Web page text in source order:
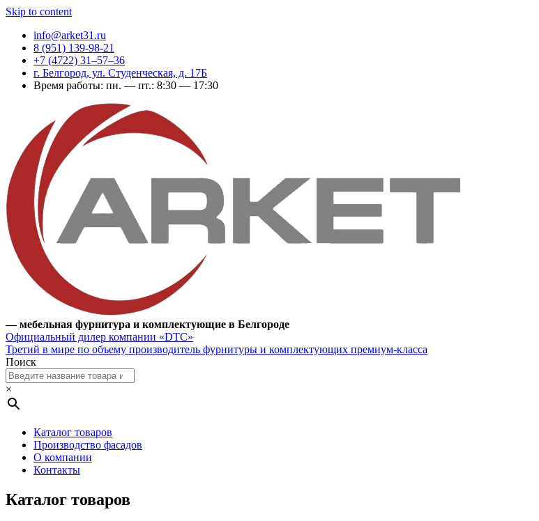
Skip to content
info@arket31.ru
8 (951) 139-98-21
+7 (4722) 31‒57‒36
г. Белгород, ул. Студенческая, д. 17Б
Время работы: пн. — пт.: 8:30 — 17:30
— мебельная фурнитура и комплектующие в Белгороде
Официальный дилер компании «DTC»
Третий в мире по объему производитель фурнитуры и комплектующих премиум-класса
Поиск
×
Каталог товаров
Производство фасадов
О компании
Контакты
Каталог товаров